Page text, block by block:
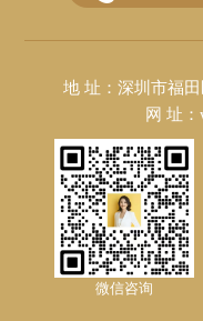
地 址：深圳市福
网 址
微信咨询